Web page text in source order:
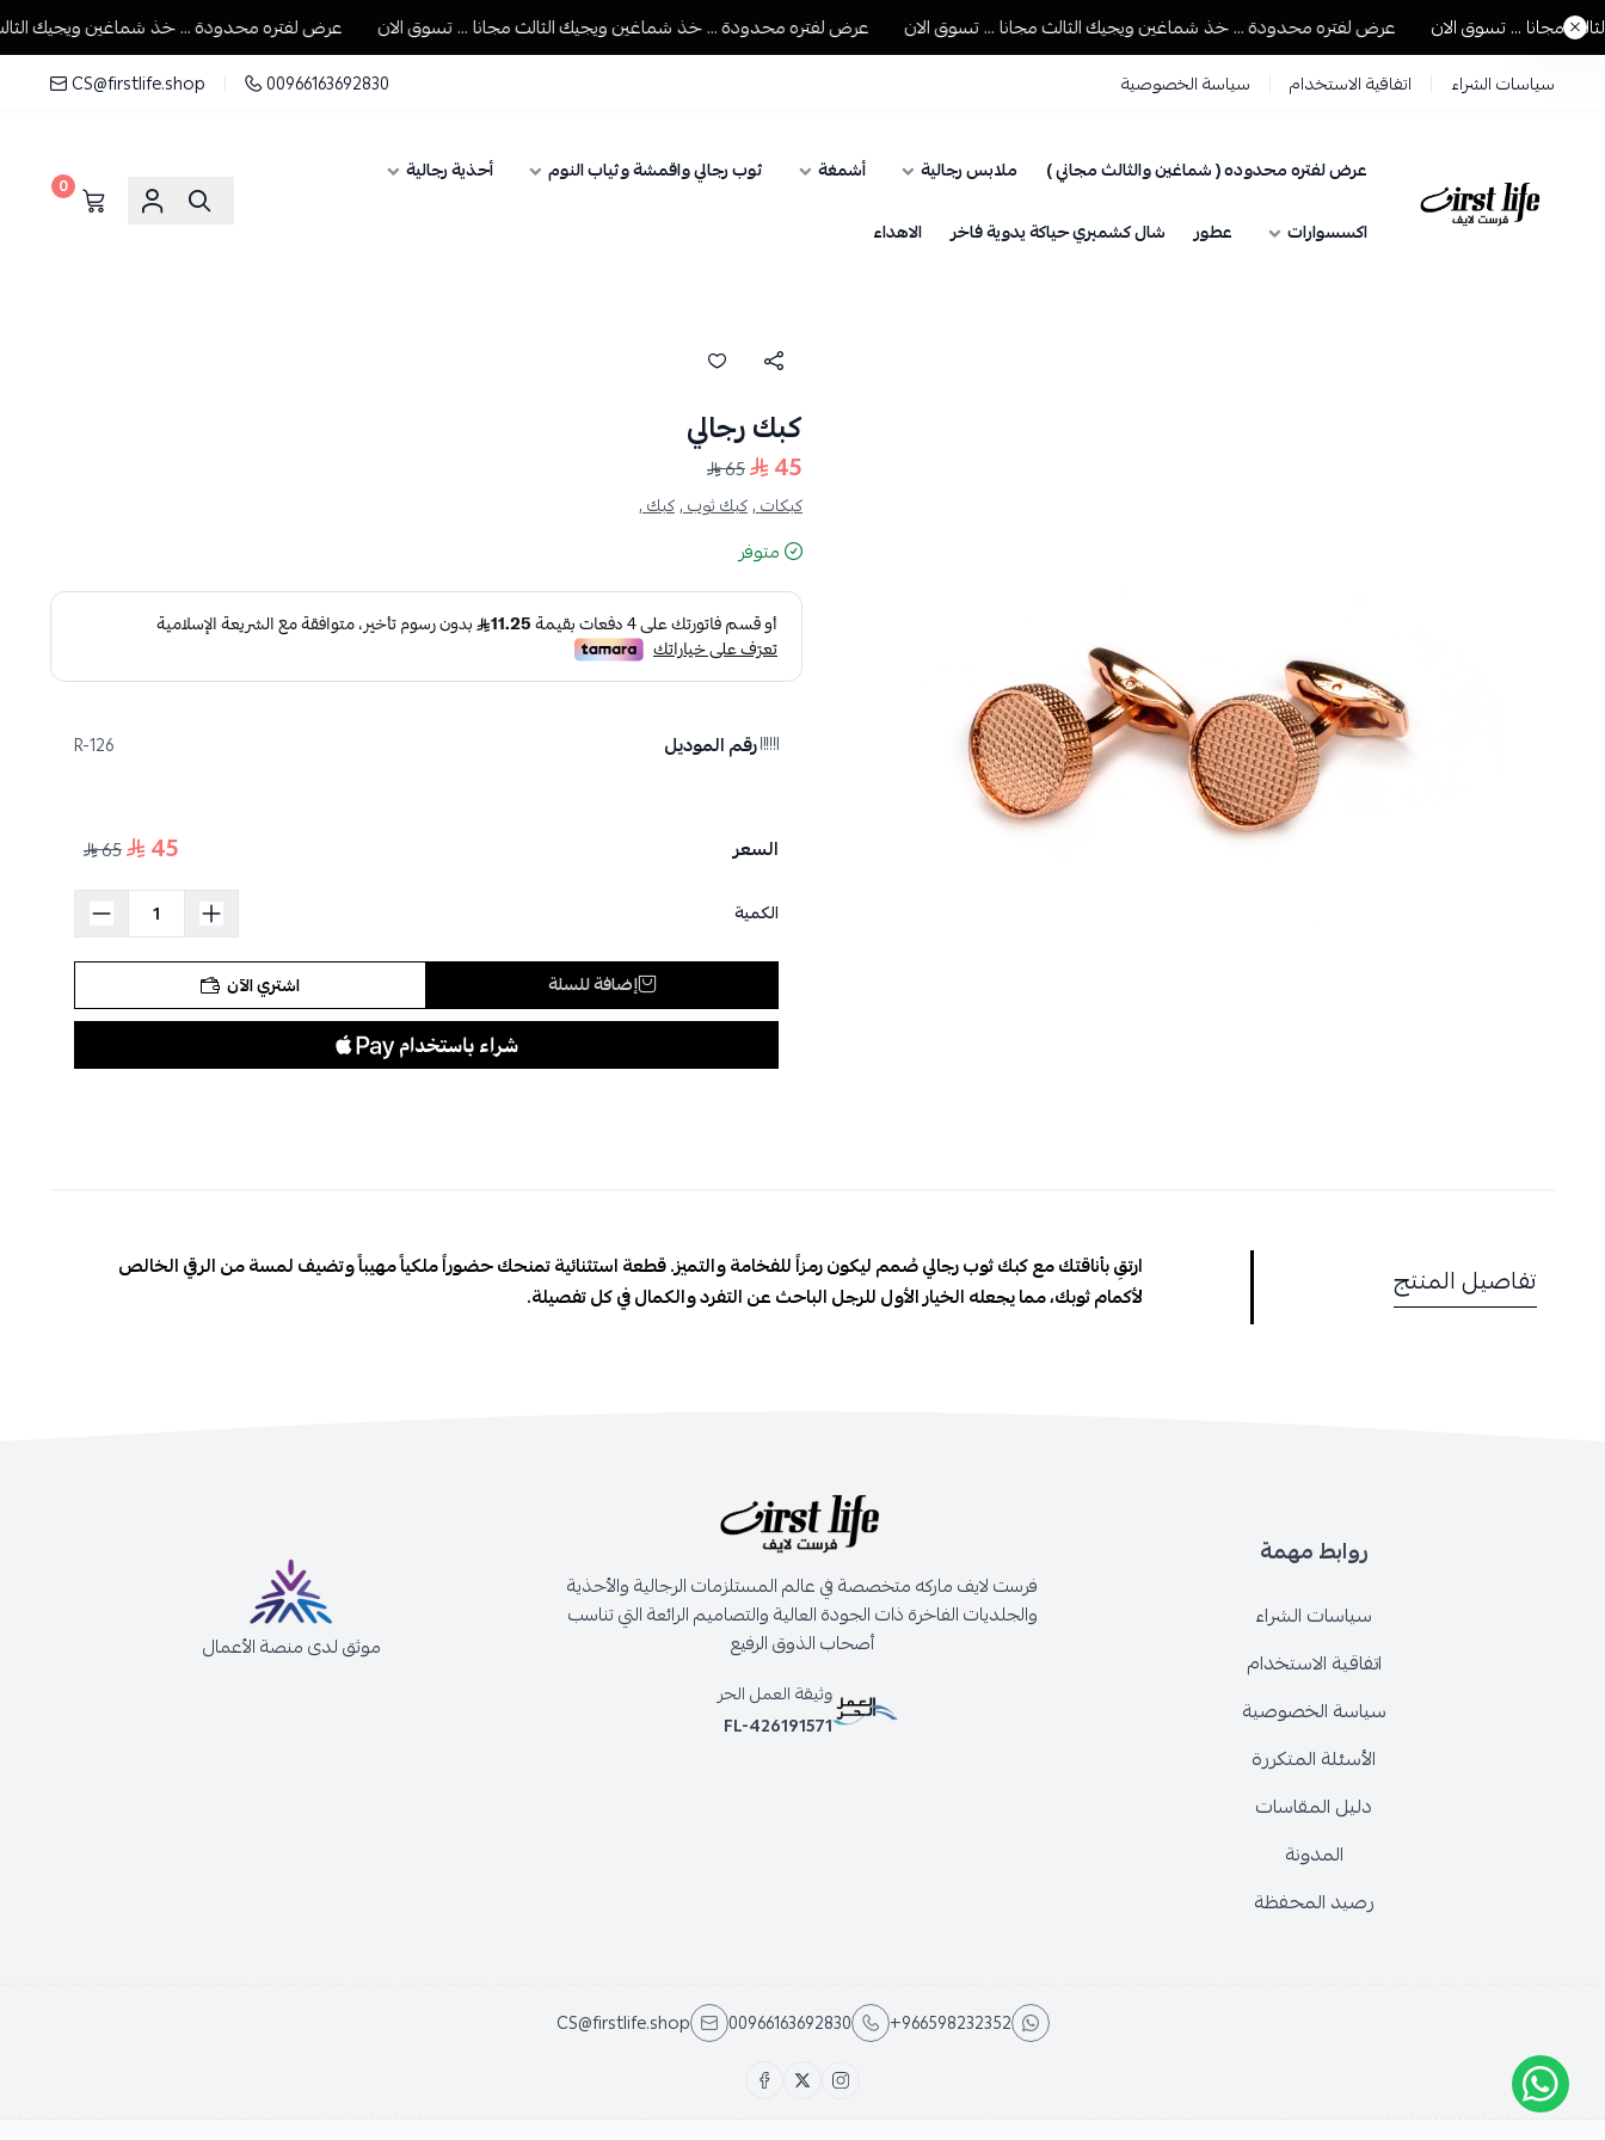
مجانا ... تسوق الان عرض لفتره محدودة ... خذ شماغين ويجيك الثالث مجانا ... تسوق الان عرض لفتره محدودة ... خذ شماغين ويجيك الثالث مجانا ... تسوق الان عرض لفتره محدودة ... خذ شماغين ويجيك الثالث
سياسات الشراء اتفاقية الاستخدام سياسة الخصوصية 00966163692830
CS@firstlife.shop
فرست لايف للمستلزمات الرجالية
عرض لفتره محدوده ( شماغين والثالث مجاني ) ملابس رجالية أشمغة ثوب رجالي واقمشة وثياب النوم
أحذية رجالية
اكسسوارات
عطور شال كشميري حياكة يدوية فاخر الاهداء
0
كبك رجالي
45
65
كبكات ,كبك ثوب ,كبك ,
متوفر
رقم الموديل R-126
السعر 45
65
الكمية
إضافة للسلة اشتري الآن
تفاصيل المنتج
ارتقِ بأناقتك مع كبك ثوب رجالي صُمم ليكون رمزاً للفخامة والتميز. قطعة استثنائية تمنحك حضوراً ملكياً مهيباً وتضيف لمسة من الرقي الخالص
لأكمام ثوبك، مما يجعله الخيار الأول للرجل الباحث عن التفرد والكمال في كل تفصيلة.
روابط مهمة
سياسات الشراء
اتفاقية الاستخدام
سياسة الخصوصية
الأسئلة المتكررة
دليل المقاسات
المدونة
رصيد المحفظة
فرست لايف ماركه متخصصة في عالم المستلزمات الرجالية والأحذية
والجلديات الفاخرة ذات الجودة العالية والتصاميم الرائعة التي تناسب
أصحاب الذوق الرفيع
وثيقة العمل الحر
FL-426191571
موثق لدى منصة الأعمال
+966598232352
00966163692830
CS@firstlife.shop